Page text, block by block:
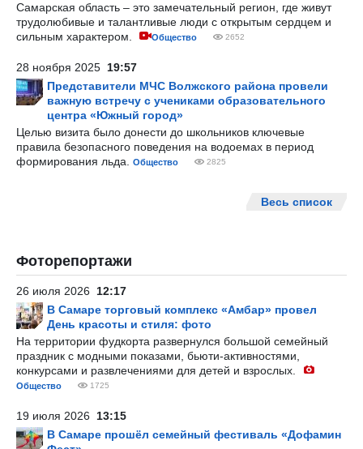
Самарская область – это замечательный регион, где живут
трудолюбивые и талантливые люди с открытым сердцем и
сильным характером.
Общество 2652
28 ноября 2025 19:57
Представители МЧС Волжского района провели
важную встречу с учениками образовательного
центра «Южный город»
Целью визита было донести до школьников ключевые
правила безопасного поведения на водоемах в период
формирования льда.
Общество 2825
Весь список
Фоторепортажи
26 июля 2026 12:17
В Самаре торговый комплекс «Амбар» провел
День красоты и стиля: фото
На территории фудкорта развернулся большой семейный
праздник с модными показами, бьюти-активностями,
конкурсами и развлечениями для детей и взрослых.
Общество 1725
19 июля 2026 13:15
В Самаре прошёл семейный фестиваль «Дофамин